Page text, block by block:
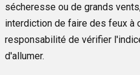
sécheresse ou de grands
interdiction de faire des feux à
responsabilité de vérifier
d'allumer.